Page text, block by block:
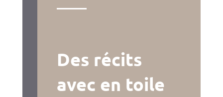
Des récits
avec en toile